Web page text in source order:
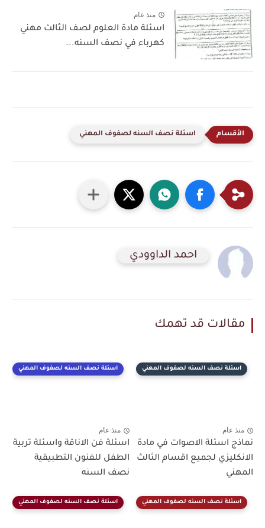
منذ عام
اسئلة مادة العلوم لصف الثالث مهني
كهرباء في نصف السنه...
اسئلة نصف السنه لصفوف المهني
احمد الداوودي
مقالات قد تهمك
اسئلة نصف السنه لصفوف المهني
منذ عام
نماذج اسئلة الاصوات في مادة
الانكليزي لجميع اقسام الثالث
المهني
اسئلة نصف السنه لصفوف المهني
منذ عام
اسئلة فن الاناقة واسئلة تربية
الطفل للفنون التطبيقية
نصف السنه
اسئلة نصف السنه لصفوف المهني اسئلة نصف السنه لصفوف المهني